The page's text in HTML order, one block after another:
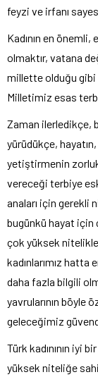
feyzi ve irfanı
Kadının en önemli,
olmaktır, vatana
millette olduğu
Milletimiz esas
Zaman ilerledikçe,
yürüdükçe,
yetiştirmenin
vereceği terbiye
anaları için gerekli
bugünkü hayat için
çok yüksek
kadınlarımız hatta
daha fazla bilgili
yavrularının böyle
geleceğimiz
Türk kadınının iyi
yüksek niteliğe